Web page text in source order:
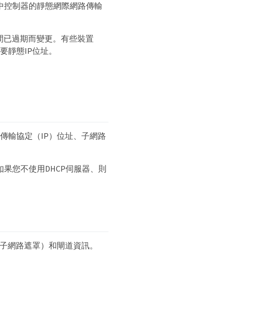
控制器的靜態網際網路傳輸
已過期而變更。有些裝置
靜態IP位址。
輸協定（IP）位址、子網路
您不使用DHCP伺服器、則
網路遮罩）和閘道資訊。